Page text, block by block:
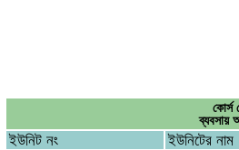
ইউনিট নং
ইউনিটের নাম